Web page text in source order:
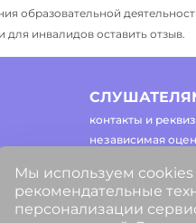
образовательной
для инвалидов оставить отзыв.
контакты и
независимая
регламент работы
Мы используем cookies
рекомендательные
персонализации